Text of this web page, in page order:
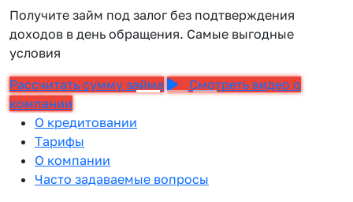
Получите займ под залог без подтверждения
доходов в день обращения. Самые выгодные
условия
Рассчитать сумму займа
Смотреть видео о
компании
О кредитовании
Тарифы
О компании
Часто задаваемые вопросы